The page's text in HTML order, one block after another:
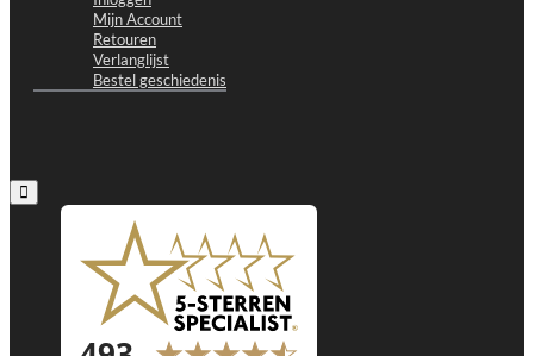
Mijn Account
Retouren
Verlanglijst
Bestel geschiedenis